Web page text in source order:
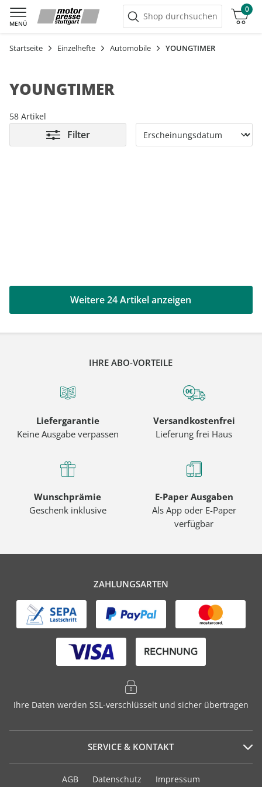
MENÜ
Shop durchsuchen
0
Warenkorb
Startseite Einzelhefte Automobile YOUNGTIMER
YOUNGTIMER
58 Artikel
Filter
Weitere 24 Artikel anzeigen
IHRE ABO-VORTEILE
Liefergarantie
Keine Ausgabe verpassen
Versandkostenfrei
Lieferung frei Haus
Wunschprämie
Geschenk inklusive
E-Paper Ausgaben
Als App oder E-Paper
verfügbar
ZAHLUNGSARTEN
Ihre Daten werden SSL-verschlüsselt und sicher übertragen
SERVICE & KONTAKT
Serviceportal
AGB Datenschutz Impressum